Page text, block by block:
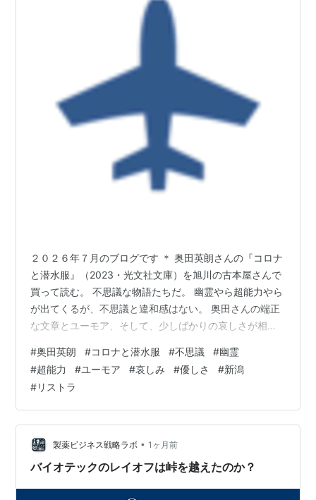
２０２６年７月のブログです ＊ 奥田英朗さんの『コロナ
と潜水服』（2023・光文社文庫）を旭川の古本屋さんで
買って読む。 不思議な物語たちだ。 幽霊やら超能力やら
が出てくるが、不思議と違和感はない。 奥田さんの端正
な文章とユーモア、そして、少しばかりの哀しさが相ま
あらすじはあえて書かないが、古い屋敷に住んでいる子
どもの幽霊と小説家のお話、大企業のリストラ部屋の社
員と幽霊のお話、コロナと子どもの超能力のお話、そし
て、名車フィアット・パンダに住んでいる幽霊のお話な
どなど、ユーモアと優しさがとてもいい。 じーじが一番
気に入ったのは、リストラ部屋の社…
#奥田英朗 #コロナと潜水服 #不思議 #幽霊
#超能力 #ユーモア #哀しみ #優しさ #新潟
#リストラ
製薬ビジネス戦略ラボ • 1ヶ月前
バイオテックのレイオフは峠を越えたのか？